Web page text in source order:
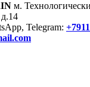
м.
Telegram: